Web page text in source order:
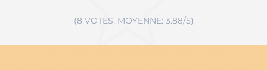
(8 VOTES, MOYENNE: 3.88/5)